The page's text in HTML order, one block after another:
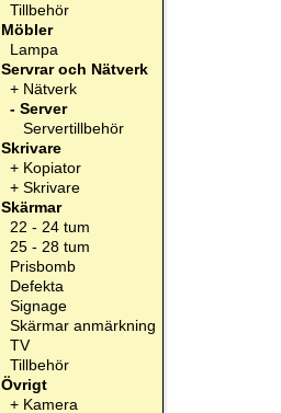
Tillbehör
Möbler
Lampa
Servrar och Nätverk
+ Nätverk
- Server
Servertillbehör
Skrivare
+ Kopiator
+ Skrivare
Skärmar
22 - 24 tum
25 - 28 tum
Prisbomb
Defekta
Signage
Skärmar anmärkning
TV
Tillbehör
Övrigt
+ Kamera